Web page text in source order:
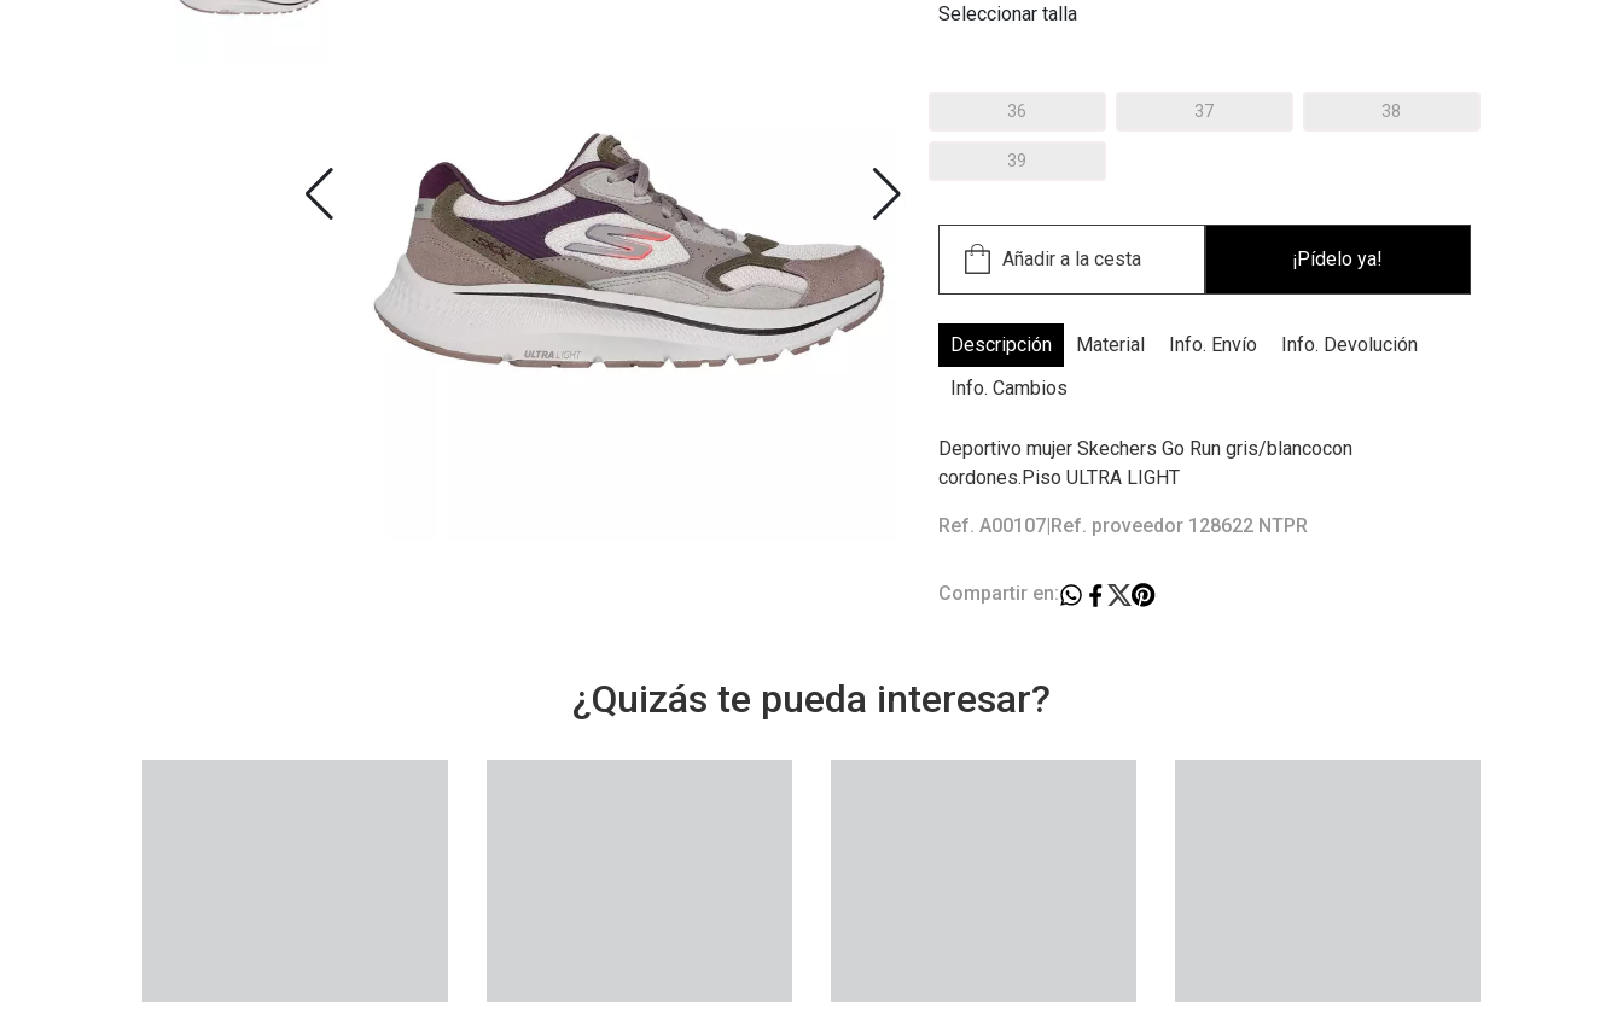
Seleccionar talla
36 37 38
39
¡Pídelo ya!
Descripción Material Info. Envío
Info. Devolución
Info. Cambios
Deportivo mujer Skechers Go Run gris/blancocon
cordones.Piso ULTRA LIGHT
Ref. A00107|Ref. proveedor 128622 NTPR
Compartir en:
¿Quizás te pueda interesar?